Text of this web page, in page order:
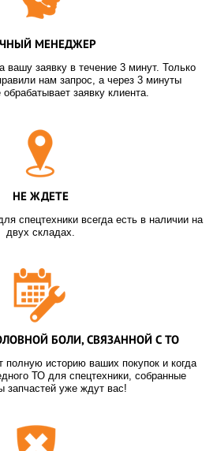
МЕНЕДЖЕР
вашу заявку в течение 3 минут. Только
нам запрос, а через 3 минуты
заявку клиента.
НЕ ЖДЕТЕ
спецтехники всегда есть в наличии на
двух складах.
БОЛИ, СВЯЗАННОЙ С ТО
историю ваших покупок и когда
ТО для спецтехники, собранные
запчастей уже ждут вас!